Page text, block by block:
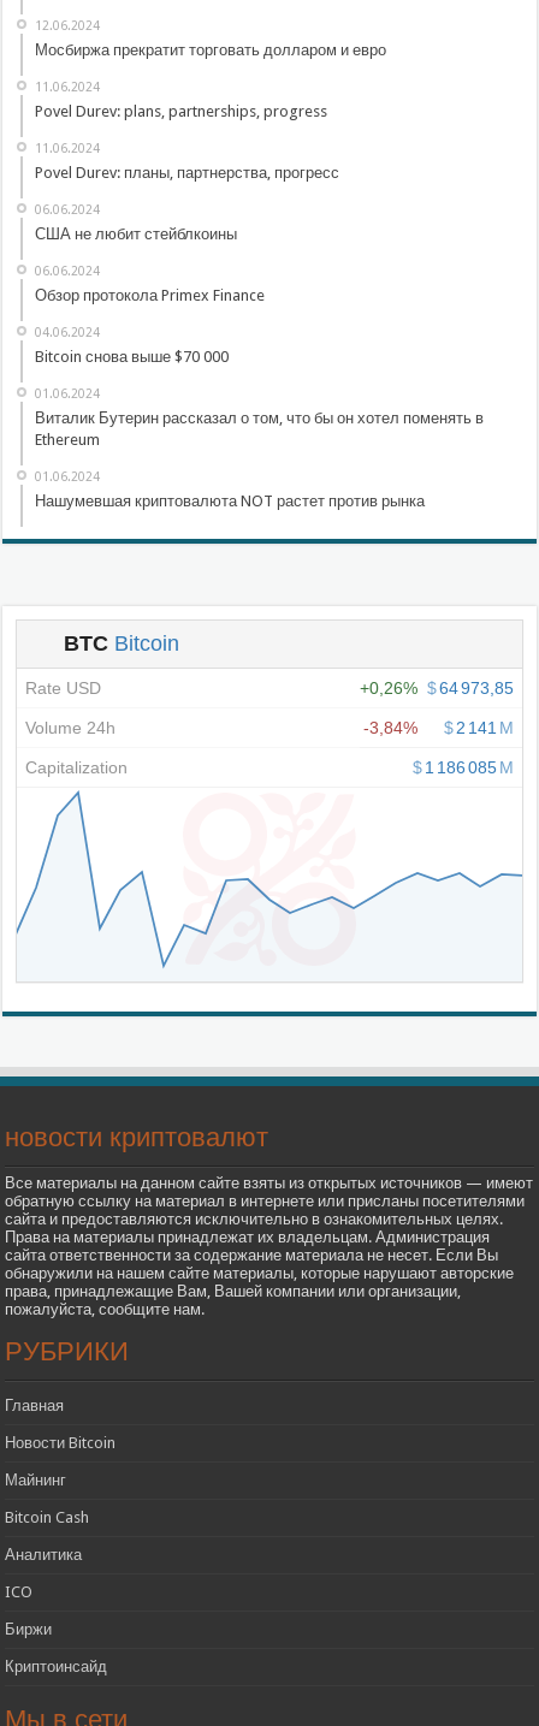
12.06.2024
Мосбиржа прекратит торговать долларом и евро
11.06.2024
Povel Durev: plans, partnerships, progress
11.06.2024
Povel Durev: планы, партнерства, прогресс
06.06.2024
США не любит стейблкоины
06.06.2024
Обзор протокола Primex Finance
04.06.2024
Bitcoin снова выше $70 000
01.06.2024
Виталик Бутерин рассказал о том, что бы он хотел поменять в
Ethereum
01.06.2024
Нашумевшая криптовалюта NOT растет против рынка
новости криптовалют
Все материалы на данном сайте взяты из открытых источников — имеют
обратную ссылку на материал в интернете или присланы посетителями
сайта и предоставляются исключительно в ознакомительных целях.
Права на материалы принадлежат их владельцам. Администрация
сайта ответственности за содержание материала не несет. Если Вы
обнаружили на нашем сайте материалы, которые нарушают авторские
права, принадлежащие Вам, Вашей компании или организации,
пожалуйста, сообщите нам.
РУБРИКИ
Главная
Новости Bitcoin
Майнинг
Bitcoin Cash
Аналитика
ICO
Биржи
Криптоинсайд
Мы в сети